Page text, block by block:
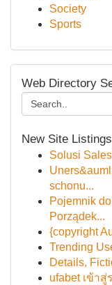
Society
Sports
Web Directory
New Site Listings
Solusi
schonu...
Pojemnik
Porządek...
{copyright
Trending
Details,
ufabet เข้า